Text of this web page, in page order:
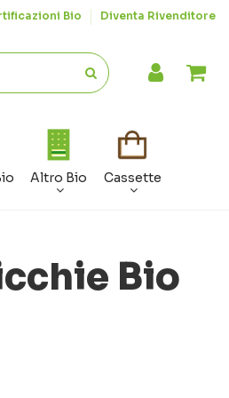
Bio Diventa Rivenditore
Altro Bio Cassette
Bio